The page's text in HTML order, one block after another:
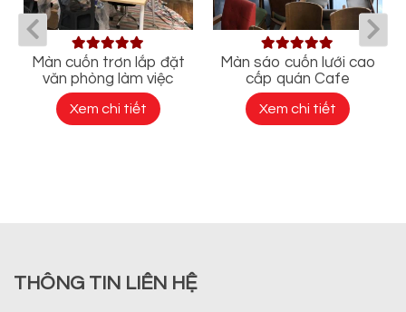
Màn cuốn trơn lắp đặt
văn phòng làm việc
Xem chi tiết
Màn sáo cuốn lưới cao
cấp quán Cafe
Xem chi tiết
THÔNG TIN LIÊN HỆ